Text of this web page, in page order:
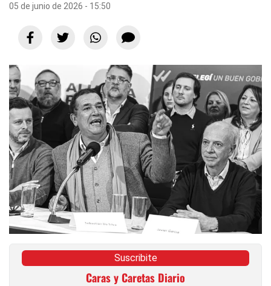
05 de junio de 2026 - 15:50
Suscribite
Caras y Caretas Diario